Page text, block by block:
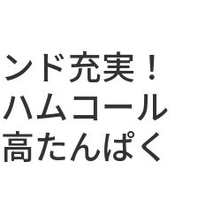
ド充実！
ムコール
たんぱく